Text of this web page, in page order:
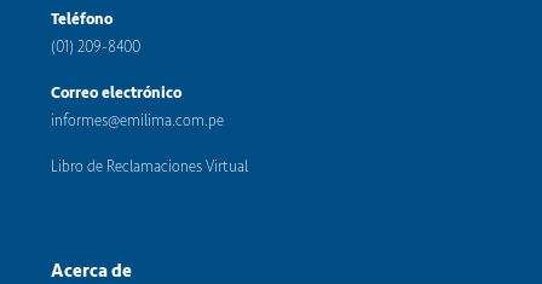
Teléfono
(01) 209-8400
Correo electrónico
informes@emilima.com.pe
Libro de Reclamaciones Virtual
Acerca de